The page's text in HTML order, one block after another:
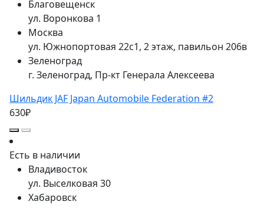
Благовещенск
ул. Воронкова 1
Москва
ул. Южнопортовая 22с1, 2 этаж, павильон 206в
Зеленоград
г. Зеленоград, Пр-кт Генерала Алексеева
Шильдик JAF Japan Automobile Federation #2
630₽
Есть в наличии
Владивосток
ул. Выселковая 30
Хабаровск